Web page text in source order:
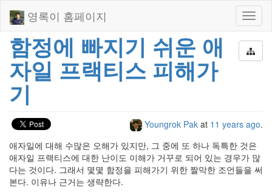
영록이 홈페이지
함정에 빠지기 쉬운 애
자일 프랙티스 피해가
기
Youngrok Pak at 11 years ago.
애자일에 대해 수많은 오해가 있지만, 그 중에 또 하나 독특한 것은
애자일 프랙티스에 대한 난이도 이해가 거꾸로 되어 있는 경우가 많
다는 것이다. 그래서 몇몇 함정을 피해가기 위한 짤막한 조언들을 써
본다. 이유나 근거는 생략한다.